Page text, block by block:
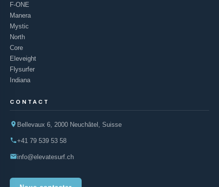
F-ONE
Manera
Mystic
North
Core
Eleveight
Flysurfer
Indiana
CONTACT
Bellevaux 6, 2000 Neuchâtel, Suisse
+41 79 539 53 58
info@elevatesurf.ch